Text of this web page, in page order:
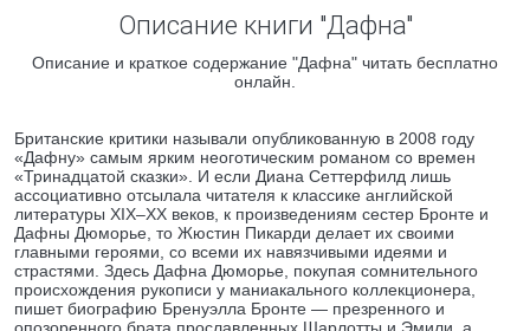
Описание книги "Дафна"
Описание и краткое содержание "Дафна" читать бесплатно
онлайн.
Британские критики называли опубликованную в 2008 году
«Дафну» самым ярким неоготическим романом со времен
«Тринадцатой сказки». И если Диана Сеттерфилд лишь
ассоциативно отсылала читателя к классике английской
литературы XIX–XX веков, к произведениям сестер Бронте и
Дафны Дюморье, то Жюстин Пикарди делает их своими
главными героями, со всеми их навязчивыми идеями и
страстями. Здесь Дафна Дюморье, покупая сомнительного
происхождения рукописи у маниакального коллекционера,
пишет биографию Бренуэлла Бронте — презренного и